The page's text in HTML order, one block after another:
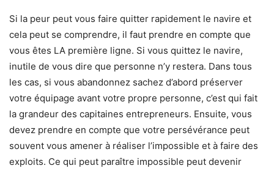
Si la peur peut vous faire quitter rapidement le navire et
cela peut se comprendre, il faut prendre en compte que
vous êtes LA première ligne. Si vous quittez le navire,
inutile de vous dire que personne n’y restera. Dans tous
les cas, si vous abandonnez sachez d’abord préserver
votre équipage avant votre propre personne, c’est qui fait
la grandeur des capitaines entrepreneurs. Ensuite, vous
devez prendre en compte que votre persévérance peut
souvent vous amener à réaliser l’impossible et à faire des
exploits. Ce qui peut paraître impossible peut devenir